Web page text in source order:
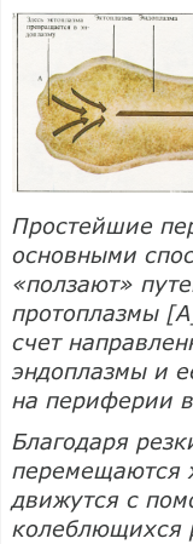
Простейшие
основными
«ползают»
протоплазмы
счет
эндоплазмы и
на периферии
Благодаря
перемещаются
движутся с
колеблющихся